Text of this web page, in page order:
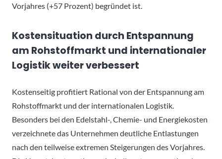
Vorjahres (+57 Prozent) begründet ist.
Kostensituation durch Entspannung
am Rohstoffmarkt und internationaler
Logistik weiter verbessert
Kostenseitig profitiert Rational von der Entspannung am
Rohstoffmarkt und der internationalen Logistik.
Besonders bei den Edelstahl-, Chemie- und Energiekosten
verzeichnete das Unternehmen deutliche Entlastungen
nach den teilweise extremen Steigerungen des Vorjahres.